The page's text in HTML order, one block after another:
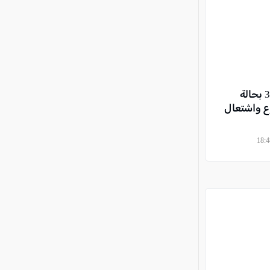
غور الأردن: 5 إصابات بينها 3 بحالة
واشتعال